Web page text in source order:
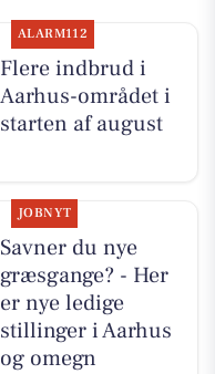
ALARM112
Flere indbrud i
Aarhus-området i
starten af august
JOBNYT
Savner du nye
græsgange? - Her
er nye ledige
stillinger i Aarhus
og omegn